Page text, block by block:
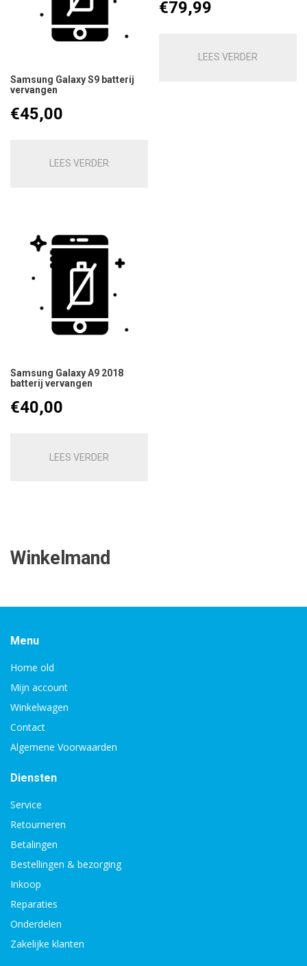
Samsung Galaxy S9 batterij
vervangen
€45,00
LEES VERDER
€79,99
LEES VERDER
Samsung Galaxy A9 2018
batterij vervangen
€40,00
LEES VERDER
Winkelmand
Menu
Home old
Mijn account
Winkelwagen
Contact
Algemene Voorwaarden
Diensten
Service
Retourneren
Betalingen
Bestellingen & bezorging
Inkoop
Reparaties
Onderdelen
Zakelijke klanten